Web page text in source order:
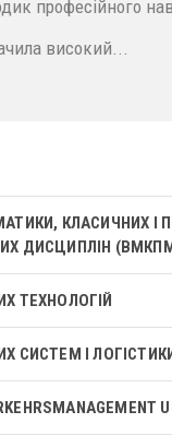
професійного
високий...
КЛАСИЧНИХ І
ДИСЦИПЛІН
ТЕХНОЛОГІЙ
СИСТЕМ І